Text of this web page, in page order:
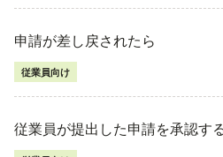
申請が差し戻されたら
従業員向け
従業員が提出した申請を承認す